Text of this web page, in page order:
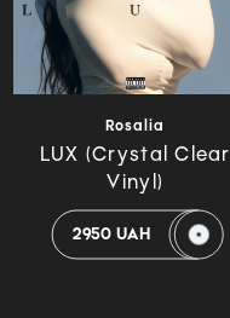
Rosalia
LUX (Crystal Clear
Vinyl)
2950 UAH